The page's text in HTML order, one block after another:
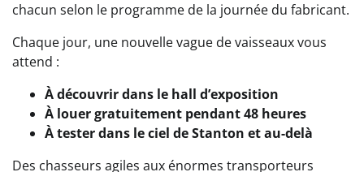
chacun selon le programme de la journée du fabricant.
Chaque jour, une nouvelle vague de vaisseaux vous
attend :
À découvrir dans le hall d’exposition
À louer gratuitement pendant 48 heures
À tester dans le ciel de Stanton et au-delà
Des chasseurs agiles aux énormes transporteurs